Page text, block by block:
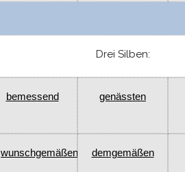
Drei Silben:
bemessend genässten
wunschgemäßen demgemäßen